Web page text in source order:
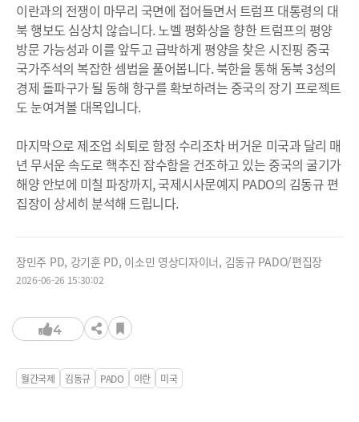
이란과의 전쟁이 마무리 국면에 접어들면서 트럼프 대통령의 대
북 행보도 심상치 않습니다. 노벨 평화상을 향한 트럼프의 평양
방문 가능성과 이를 앞두고 급박하게 평양을 찾은 시진핑 중국
국가주석의 복잡한 셈법을 풀어봅니다. 북한을 통해 동북 3성의
경제 돌파구가 될 동해 항구를 확보하려는 중국의 장기 프로젝트
도 눈여겨볼 대목입니다.
마지막으로 제조업 쇠퇴로 함정 수리조차 버거운 미국과 달리 매
년 무서운 속도로 핵추진 잠수함을 건조하고 있는 중국의 굴기가
해양 안보에 미칠 파장까지, 국제시사문예지 PADO의 김동규 편
집장이 상세히 분석해 드립니다.
장민주 PD, 강기훈 PD, 이소민 영상디자이너, 김동규 PADO/편집장
2026-06-26 15:30:02
4
월간국제 김동규 PADO 이란 미국